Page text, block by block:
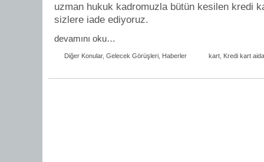
uzman hukuk kadromuzla bütün kesilen kredi
sizlere iade ediyoruz.
devamını oku…
Diğer Konular, Gelecek Görüşleri Haberler kart Kredi kart